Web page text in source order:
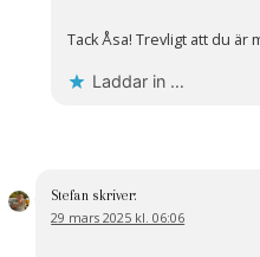
Tack Åsa! Trevligt att du är
Laddar in …
Stefan skriver:
29 mars 2025 kl. 06:06